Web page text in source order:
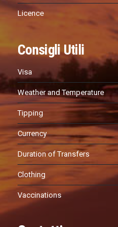
Licence
Consigli Utili
Visa
Weather and Temperature
Tipping
Currency
Duration of Transfers
Clothing
Vaccinations